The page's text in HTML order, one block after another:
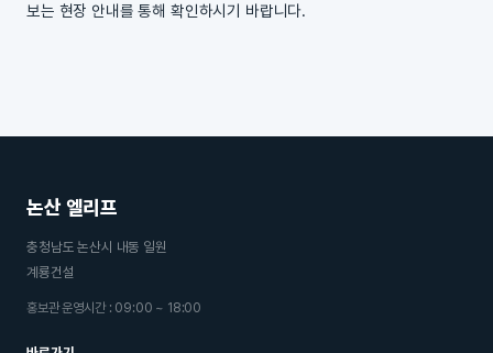
보는 현장 안내를 통해 확인하시기 바랍니다.
논산 엘리프
충청남도 논산시 내동 일원
계룡건설
홍보관 운영시간 : 09:00 ~ 18:00